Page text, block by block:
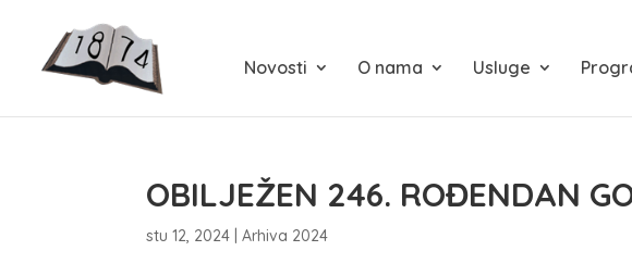
Novosti O nama Usluge
OBILJEŽEN 246. ROĐENDAN
stu 12, 2024 |Arhiva 2024